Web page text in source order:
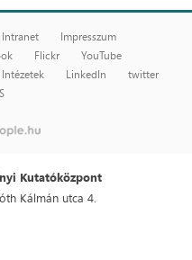
Intranet
Impresszum
Flickr
YouTube
LinkedIn
twitter
Kutatóközpont
Kálmán utca 4.